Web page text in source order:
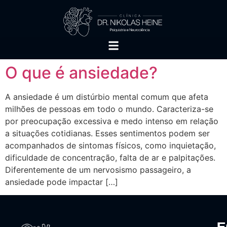
O que é ansiedade?
A ansiedade é um distúrbio mental comum que afeta
milhões de pessoas em todo o mundo. Caracteriza-se
por preocupação excessiva e medo intenso em relação
a situações cotidianas. Esses sentimentos podem ser
acompanhados de sintomas físicos, como inquietação,
dificuldade de concentração, falta de ar e palpitações.
Diferentemente de um nervosismo passageiro, a
ansiedade pode impactar […]